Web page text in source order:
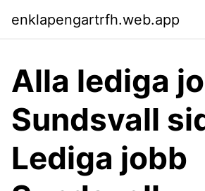
enklapengartrfh.web.app
Alla lediga
Sundsvall
Lediga jobb